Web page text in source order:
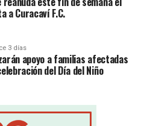
a Curacaví F.C.
3 días
apoyo a familias afectadas
del Día del Niño